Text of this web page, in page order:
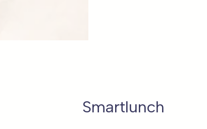
Smartlunch